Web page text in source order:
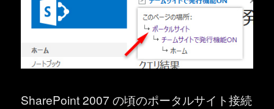
SharePoint 2007 の頃のポータルサイト接続